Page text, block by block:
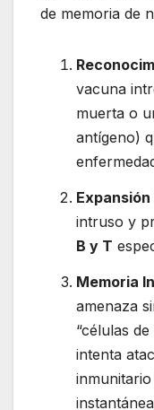
de memoria de
vacuna
muerta o
antígeno)
Expansión
intruso y
B y T
Memoria
amenaza
“células
intenta